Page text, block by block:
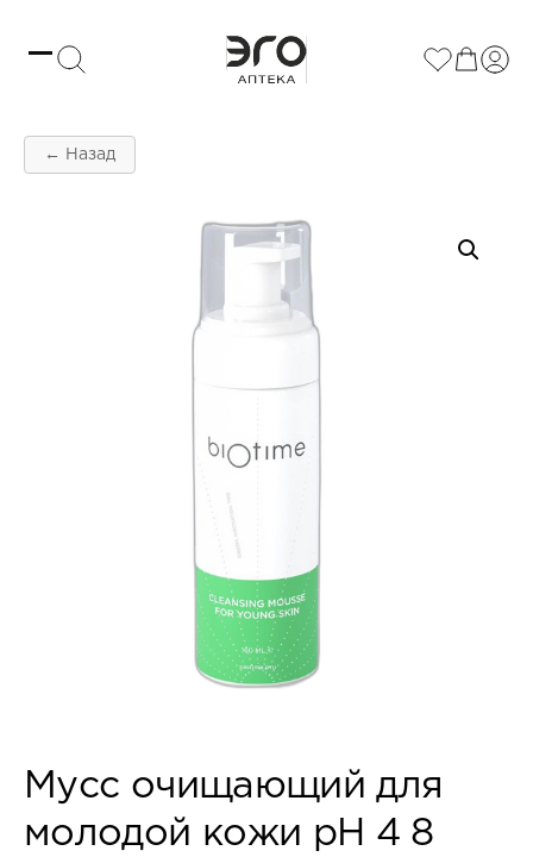
← Назад
Мусс очищающий для
молодой кожи рН 4 8